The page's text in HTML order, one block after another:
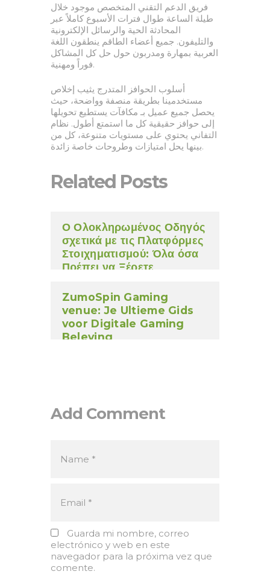
فريق الدعم التقني المتخصص موجود خلال
طيلة الساعة طوال فترات الأسبوع كاملاً عبر
المحادثة الحية والرسائل الإلكترونية
والتليفون. جميع أعضاء الطاقم ينطقون اللغة
العربية بمهارة ومدربون حول حل كل المشاكل
فوراً ومهنية.
أسلوب الحوافز المتدرج يثيب إخلاص
مستخدمينا بطريقة منصفة وواضحة، حيث
يحصل جميع عميل بـ مكافآت يستطيع تحويلها
إلى حوافز حقيقية كل ما استمتع أطول. نظام
التفاني يحتوي على مستويات متنوعة، كل من
بينها يحل امتيازات وطروحات خاصة زائدة.
Related Posts
Ο Ολοκληρωμένος Οδηγός
σχετικά με τις Πλατφόρμες
Στοιχηματισμού: Όλα όσα
Πρέπει να Ξέρετε
ZumoSpin Gaming
venue: Je Ultieme Gids
voor Digitale Gaming
Beleving
Add Comment
Guarda mi nombre, correo
electrónico y web en este
navegador para la próxima vez que
comente.